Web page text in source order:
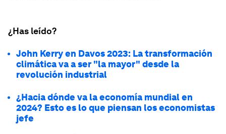
¿Has leído?
John Kerry en Davos 2023: La transformación
climática va a ser "la mayor" desde la
revolución industrial
¿Hacia dónde va la economía mundial en
2024? Esto es lo que piensan los economistas
jefe